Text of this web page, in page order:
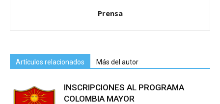
Prensa
Artículos relacionados Más del autor
INSCRIPCIONES AL PROGRAMA
COLOMBIA MAYOR